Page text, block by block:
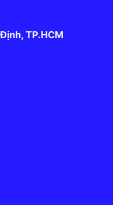
TP.HCM